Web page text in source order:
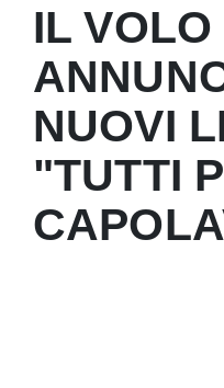
IL VOLO
NUOVI
"TUTTI